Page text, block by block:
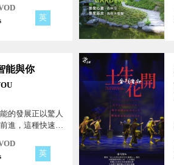
、加班成為常
我們生活的一大
英
能與你
的發展正以驚人
進，這種快速發
何應對人工智能
及其風險，成為
英